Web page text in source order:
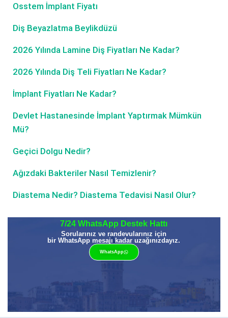
Osstem İmplant Fiyatı
Diş Beyazlatma Beylikdüzü
2026 Yılında Lamine Diş Fiyatları Ne Kadar?
2026 Yılında Diş Teli Fiyatları Ne Kadar?
İmplant Fiyatları Ne Kadar?
Devlet Hastanesinde İmplant Yaptırmak Mümkün
Mü?
Geçici Dolgu Nedir?
Ağızdaki Bakteriler Nasıl Temizlenir?
Diastema Nedir? Diastema Tedavisi Nasıl Olur?
7/24 WhatsApp Destek Hattı
Sorularınız ve randevularınız için
bir WhatsApp mesajı kadar uzağınızdayız.
WhatsApp